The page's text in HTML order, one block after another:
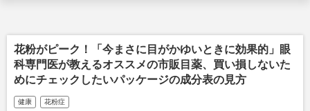
花粉がピーク！「今まさに目がかゆいときに効果的」眼
科専門医が教えるオススメの市販目薬、買い損しないた
めにチェックしたいパッケージの成分表の見方
健康 花粉症